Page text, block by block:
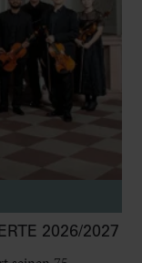
2026/2027